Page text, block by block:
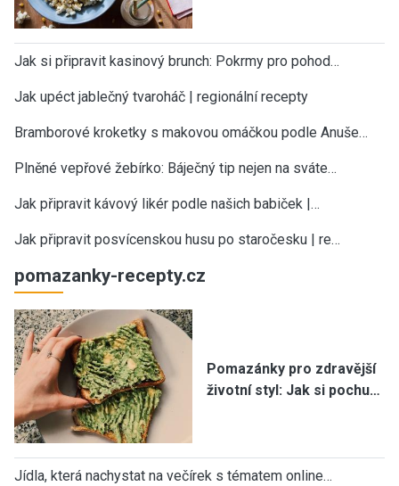
Jak si připravit kasinový brunch: Pokrmy pro pohod…
Jak upéct jablečný tvaroháč | regionální recepty
Bramborové kroketky s makovou omáčkou podle Anuše…
Plněné vepřové žebírko: Báječný tip nejen na sváte…
Jak připravit kávový likér podle našich babiček |…
Jak připravit posvícenskou husu po staročesku | re…
pomazanky-recepty.cz
Pomazánky pro zdravější
životní styl: Jak si pochu…
Jídla, která nachystat na večírek s tématem online…